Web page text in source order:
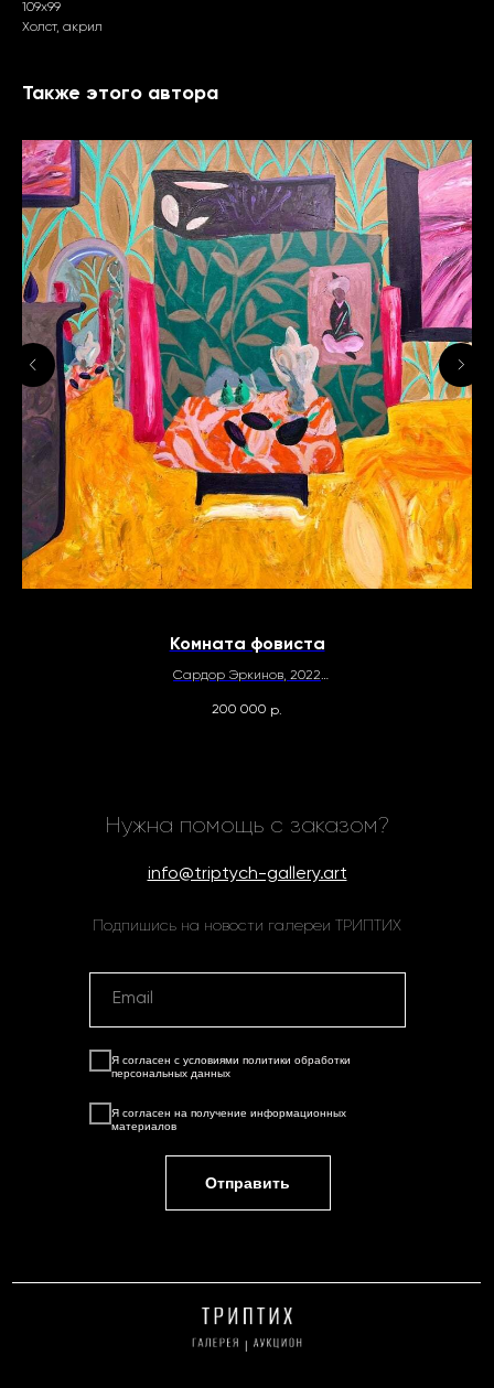
109х99
Холст, акрил
Также этого автора
Комната фовиста
Сардор Эркинов, 2022
Холст, масло
200 000 р.
Нужна помощь с заказом?
info@triptych-gallery.art
Подпишись на новости галереи ТРИПТИХ
Я согласен с условиями политики обработки
персональных данных
Я согласен на получение информационных
материалов
Отправить